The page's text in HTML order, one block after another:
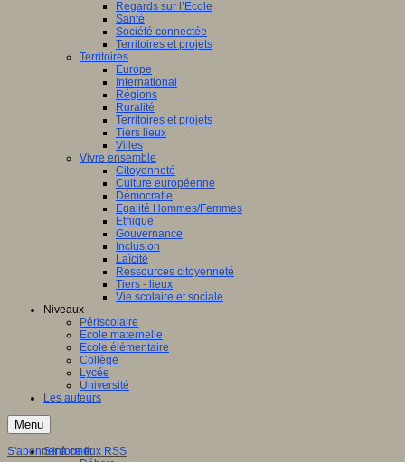
Regards sur l’Ecole
Santé
Société connectée
Territoires et projets
Territoires
Europe
International
Régions
Ruralité
Territoires et projets
Tiers lieux
Villes
Vivre ensemble
Citoyenneté
Culture européenne
Démocratie
Egalité Hommes/Femmes
Ethique
Gouvernance
Inclusion
Laïcité
Ressources citoyenneté
Tiers - lieux
Vie scolaire et sociale
Niveaux
Périscolaire
Ecole maternelle
Ecole élémentaire
Collège
Lycée
Université
Les auteurs
Menu
S'informer
S'abonner à ce flux RSS